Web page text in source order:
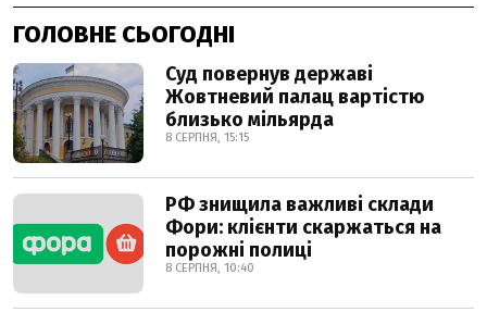
ГОЛОВНЕ СЬОГОДНІ
Суд повернув державі
Жовтневий палац вартістю
близько мільярда
8 СЕРПНЯ, 15:15
РФ знищила важливі склади
Фори: клієнти скаржаться на
порожні полиці
8 СЕРПНЯ, 10:40